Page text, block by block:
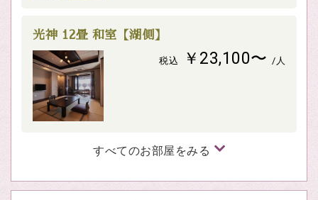
光神 12畳 和室【湖側】
税込 ￥23,100〜 /人
すべてのお部屋をみる